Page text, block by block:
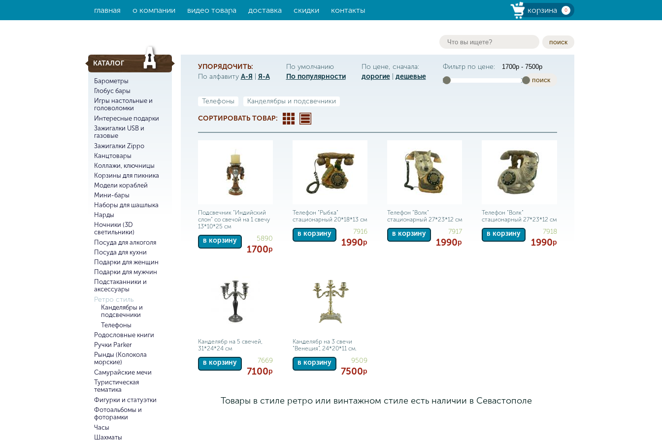
главная о компании видео товара доставка скидки контакты корзина 0
поиск
КАТАЛОГ
Барометры
Глобус бары
Игры настольные и
головоломки
Интересные подарки
Зажигалки USB и
газовые
Зажигалки Zippo
Канцтовары
Коллажи, ключницы
Корзины для пикника
Модели кораблей
Мини-бары
Наборы для шашлыка
Нарды
Ночники (3D
светильники)
Посуда для алкоголя
Посуда для кухни
Подарки для женщин
Подарки для мужчин
Подстаканники и
аксессуары
Ретро стиль
Канделябры и
подсвечники
Телефоны
Родословные книги
Ручки Parker
Рынды (Колокола
морские)
Самурайские мечи
Туристическая
тематика
Фигурки и статуэтки
Фотоальбомы и
фоторамки
Часы
Шахматы
УПОРЯДОЧИТЬ:
По алфавиту А-Я Я-А
По умолчанию
По популярности
По цене, сначала:
дорогие| дешевые
Фильтр по цене:
поиск
Телефоны Канделябры и подсвечники
СОРТИРОВАТЬ ТОВАР:
Подсвечник "Индийский
слон" со свечой на 1 свечу
13*10*25 см
в корзину 5890
1700р
Телефон "Рыбка"
стационарный 20*18*13 см
в корзину 7916
1990р
Телефон "Волк"
стационарный 27*23*12 см
в корзину 7917
1990р
Телефон "Волк"
стационарный 27*23*12 см
в корзину 7918
1990р
Канделябр на 5 свечей,
31*24*24 см
в корзину 7669
7100р
Канделябр на 3 свечи
"Венеция", 24*20*11 см.
в корзину 9509
7500р
Товары в стиле ретро или винтажном стиле есть наличии в Севастополе